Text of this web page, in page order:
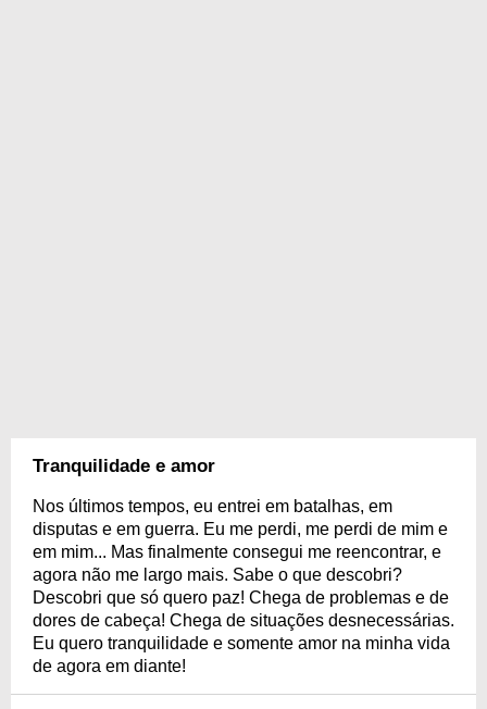
Tranquilidade e amor
Nos últimos tempos, eu entrei em batalhas, em
disputas e em guerra. Eu me perdi, me perdi de mim e
em mim... Mas finalmente consegui me reencontrar, e
agora não me largo mais. Sabe o que descobri?
Descobri que só quero paz! Chega de problemas e de
dores de cabeça! Chega de situações desnecessárias.
Eu quero tranquilidade e somente amor na minha vida
de agora em diante!